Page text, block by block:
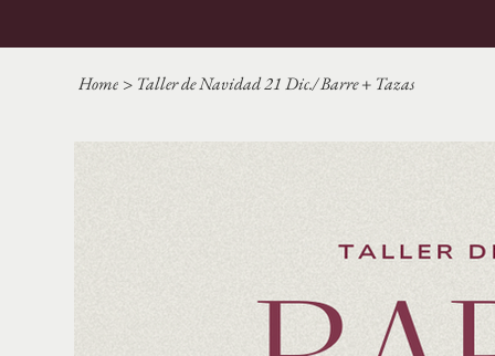
Home > Taller de Navidad 21 Dic./ Barre + Tazas